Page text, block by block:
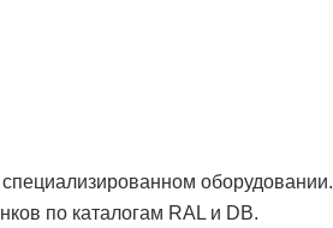
оборудовании.
по каталогам RAL и DB.